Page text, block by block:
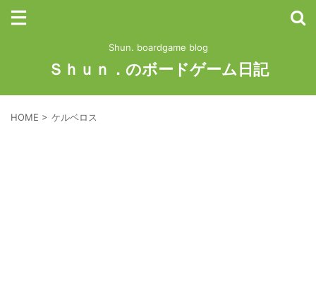
Shun. boardgame blog
Ｓｈｕｎ．のボードゲーム日記
HOME > ケルベロス